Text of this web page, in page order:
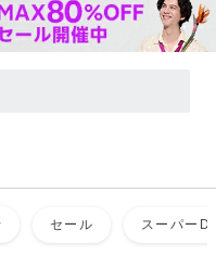
セール スーパー